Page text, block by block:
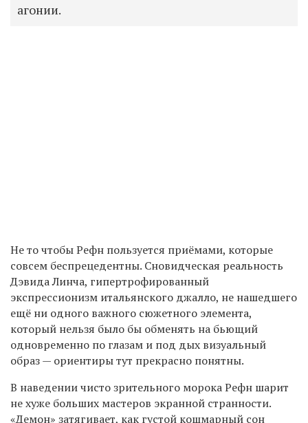
агонии.
Не то чтобы Рефн пользуется приёмами, которые
совсем беспрецедентны. Сновидческая реальность
Дэвида Линча, гипертрофированный
экспрессионизм итальянского джалло, не нашедшего
ещё ни одного важного сюжетного элемента,
который нельзя было бы обменять на бьющий
одновременно по глазам и под дых визуальный
образ — ориентиры тут прекрасно понятны.
В наведении чисто зрительного морока Рефн шарит
не хуже больших мастеров экранной странности.
«Демон» затягивает, как густой кошмарный сон